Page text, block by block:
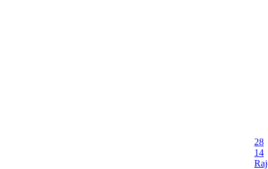
28
14